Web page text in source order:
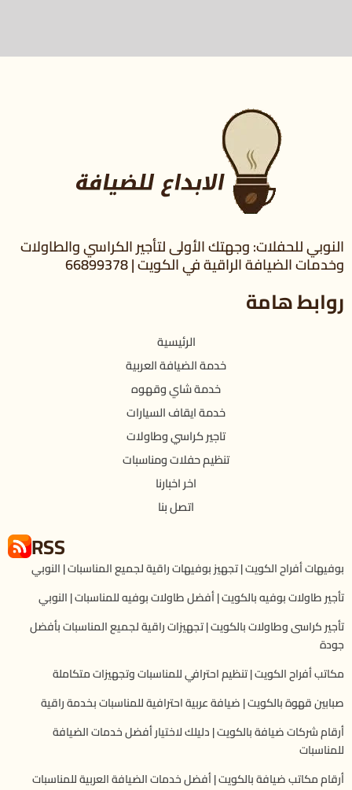
النوبي للحفلات: وجهتك الأولى لتأجير الكراسي والطاولات
وخدمات الضيافة الراقية في الكويت | 66899378
روابط هامة
الرئيسية
خدمة الضيافة العربية
خدمة شاي وقهوه
خدمة ايقاف السيارات
تاجير كراسي وطاولات
تنظيم حفلات ومناسبات
اخر اخبارنا
اتصل بنا
RSS
بوفيهات أفراح الكويت | تجهيز بوفيهات راقية لجميع المناسبات | النوبي
تأجير طاولات بوفيه بالكويت | أفضل طاولات بوفيه للمناسبات | النوبي
تأجير كراسى وطاولات بالكويت | تجهيزات راقية لجميع المناسبات بأفضل
جودة
مكاتب أفراح الكويت | تنظيم احترافي للمناسبات وتجهيزات متكاملة
صبابين قهوة بالكويت | ضيافة عربية احترافية للمناسبات بخدمة راقية
أرقام شركات ضيافة بالكويت | دليلك لاختيار أفضل خدمات الضيافة
للمناسبات
أرقام مكاتب ضيافة بالكويت | أفضل خدمات الضيافة العربية للمناسبات